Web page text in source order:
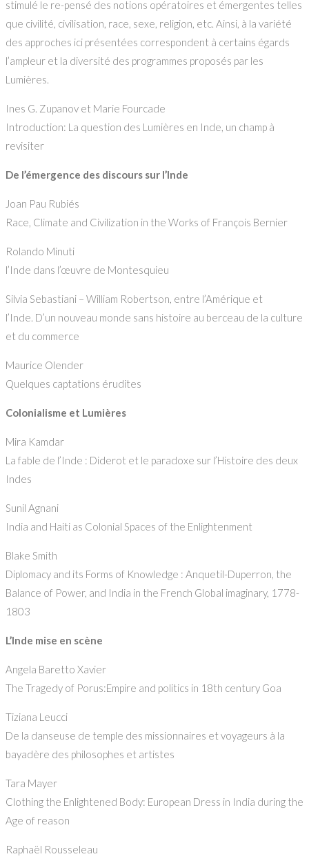
stimulé le re-pensé des notions opératoires et émergentes telles
que civilité, civilisation, race, sexe, religion, etc. Ainsi, à la variété
des approches ici présentées correspondent à certains égards
l’ampleur et la diversité des programmes proposés par les
Lumières.
Ines G. Zupanov et Marie Fourcade
Introduction: La question des Lumières en Inde, un champ à
revisiter
De l’émergence des discours sur l’Inde
Joan Pau Rubiés
Race, Climate and Civilization in the Works of François Bernier
Rolando Minuti
l’Inde dans l’œuvre de Montesquieu
Silvia Sebastiani – William Robertson, entre l’Amérique et
l’Inde. D’un nouveau monde sans histoire au berceau de la culture
et du commerce
Maurice Olender
Quelques captations érudites
Colonialisme et Lumières
Mira Kamdar
La fable de l’Inde : Diderot et le paradoxe sur l’Histoire des deux
Indes
Sunil Agnani
India and Haiti as Colonial Spaces of the Enlightenment
Blake Smith
Diplomacy and its Forms of Knowledge : Anquetil-Duperron, the
Balance of Power, and India in the French Global imaginary, 1778-
1803
L’Inde mise en scène
Angela Baretto Xavier
The Tragedy of Porus:Empire and politics in 18th century Goa
Tiziana Leucci
De la danseuse de temple des missionnaires et voyageurs à la
bayadère des philosophes et artistes
Tara Mayer
Clothing the Enlightened Body: European Dress in India during the
Age of reason
Raphaël Rousseleau